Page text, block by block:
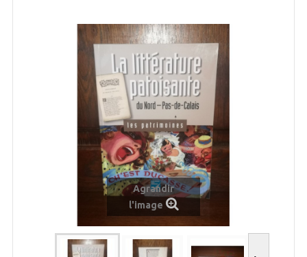
Agrandir
l'image